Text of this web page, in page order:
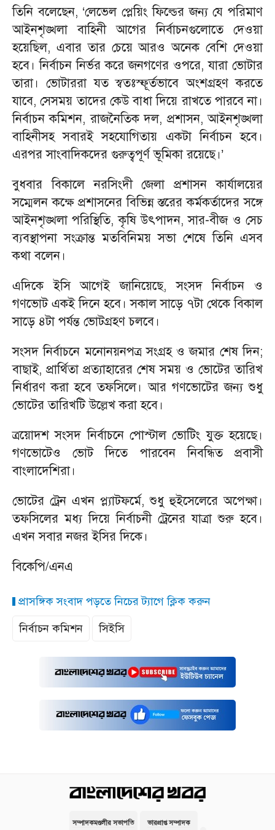
তিনি বলেছেন, ‘লেভেল প্লেয়িং ফিল্ডের জন্য যে পরিমাণ
আইনশৃঙ্খলা বাহিনী আগের নির্বাচনগুলোতে দেওয়া
হয়েছিল, এবার তার চেয়ে আরও অনেক বেশি দেওয়া
হবে। নির্বাচন নির্ভর করে জনগণের ওপরে, যারা ভোটার
তারা। ভোটাররা যত স্বতঃস্ফূর্তভাবে অংশগ্রহণ করতে
যাবে, সেসময় তাদের কেউ বাধা দিয়ে রাখতে পারবে না।
নির্বাচন কমিশন, রাজনৈতিক দল, প্রশাসন, আইনশৃঙ্খলা
বাহিনীসহ সবারই সহযোগিতায় একটা নির্বাচন হবে।
এরপর সাংবাদিকদের গুরুত্বপূর্ণ ভূমিকা রয়েছে।’
বুধবার বিকালে নরসিংদী জেলা প্রশাসন কার্যালয়ের
সম্মেলন কক্ষে প্রশাসনের বিভিন্ন স্তরের কর্মকর্তাদের সঙ্গে
আইনশৃঙ্খলা পরিস্থিতি, কৃষি উৎপাদন, সার-বীজ ও সেচ
ব্যবস্থাপনা সংক্রান্ত মতবিনিময় সভা শেষে তিনি এসব
কথা বলেন।
এদিকে ইসি আগেই জানিয়েছে, সংসদ নির্বাচন ও
গণভোট একই দিনে হবে। সকাল সাড়ে ৭টা থেকে বিকাল
সাড়ে ৪টা পর্যন্ত ভোটগ্রহণ চলবে।
সংসদ নির্বাচনে মনোনয়নপত্র সংগ্রহ ও জমার শেষ দিন;
বাছাই, প্রার্থিতা প্রত্যাহারের শেষ সময় ও ভোটের তারিখ
নির্ধারণ করা হবে তফসিলে। আর গণভোটের জন্য শুধু
ভোটের তারিখটি উল্লেখ করা হবে।
ত্রয়োদশ সংসদ নির্বাচনে পোস্টাল ভোটিং যুক্ত হয়েছে।
গণভোটেও ভোট দিতে পারবেন নিবন্ধিত প্রবাসী
বাংলাদেশিরা।
ভোটের ট্রেন এখন প্ল্যাটফর্মে, শুধু হুইসেলেরে অপেক্ষা।
তফসিলের মধ্য দিয়ে নির্বাচনী ট্রেনের যাত্রা শুরু হবে।
এখন সবার নজর ইসির দিকে।
বিকেপি/এনএ
প্রাসঙ্গিক সংবাদ পড়তে নিচের ট্যাগে ক্লিক করুন
নির্বাচন কমিশন
সিইসি
সম্পাদকমণ্ডলীর সভাপতি ভারপ্রাপ্ত সম্পাদক